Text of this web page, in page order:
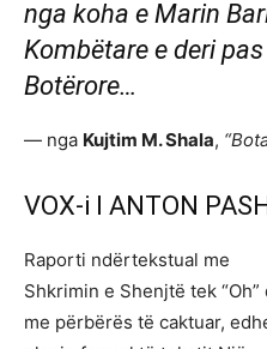
nga koha e Marin
Kombëtare e deri
Botërore…
— nga Kujtim M. Shala,
VOX-i I ANTON
Raporti ndërtekstual me
Shkrimin e Shenjtë tek “Oh”
me përbërës të caktuar,